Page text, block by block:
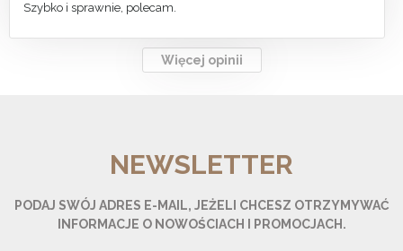
Szybko i sprawnie, polecam.
Więcej opinii
NEWSLETTER
PODAJ SWÓJ ADRES E-MAIL, JEŻELI CHCESZ OTRZYMYWAĆ
INFORMACJE O NOWOŚCIACH I PROMOCJACH.